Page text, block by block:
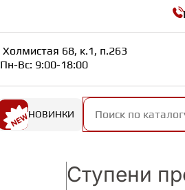
Холмистая 68, к.1, п.263
Пн-Вс: 9:00-18:00
НОВИНКИ
Ступени